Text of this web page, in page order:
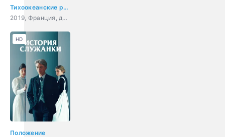
Тихоокеанские расследования
2019, Франция, детектив, драма, триллер, криминал
Положение
HD